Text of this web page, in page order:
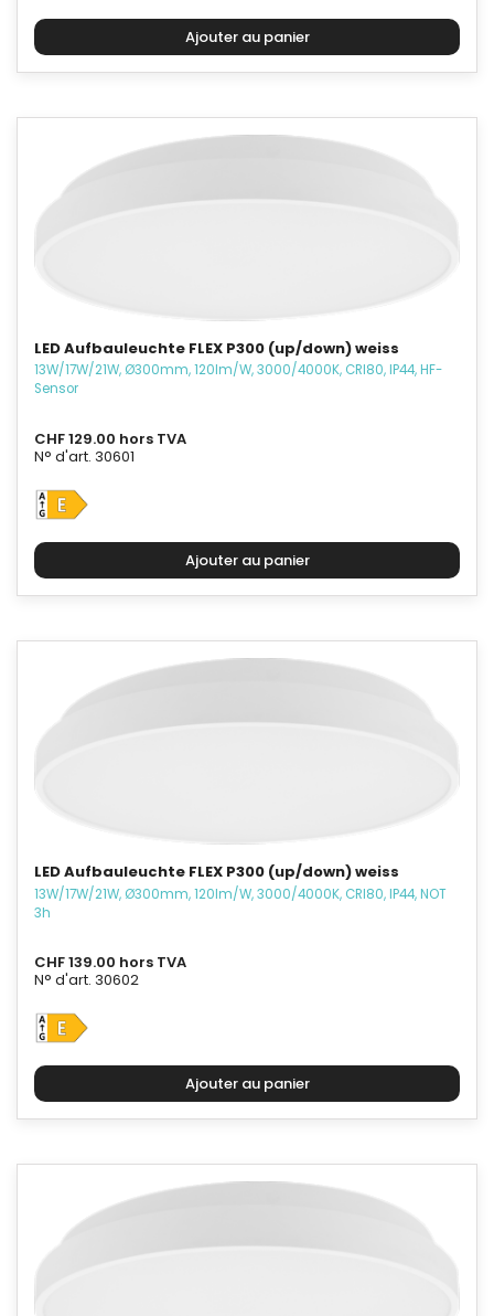
LED Aufbauleuchte FLEX P300 (up/down) weiss
13W/17W/21W, Ø300mm, 120lm/W, 3000/4000K, CRI80, IP44, HF-
Sensor
CHF 129.00 hors TVA
N° d'art. 30601
LED Aufbauleuchte FLEX P300 (up/down) weiss
13W/17W/21W, Ø300mm, 120lm/W, 3000/4000K, CRI80, IP44, NOT
3h
CHF 139.00 hors TVA
N° d'art. 30602